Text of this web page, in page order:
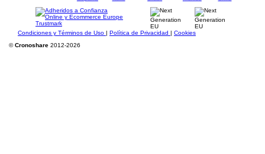
Condiciones y Términos de Uso | Política de Privacidad | Cookies
©Cronoshare 2012-2026